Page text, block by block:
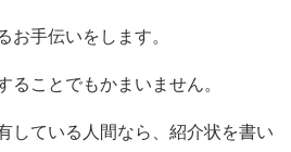
お手伝いをします。
ることでもかまいません。
している人間なら、紹介状を書い